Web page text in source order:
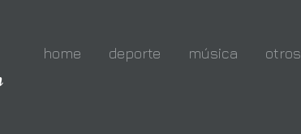
home deporte música otros